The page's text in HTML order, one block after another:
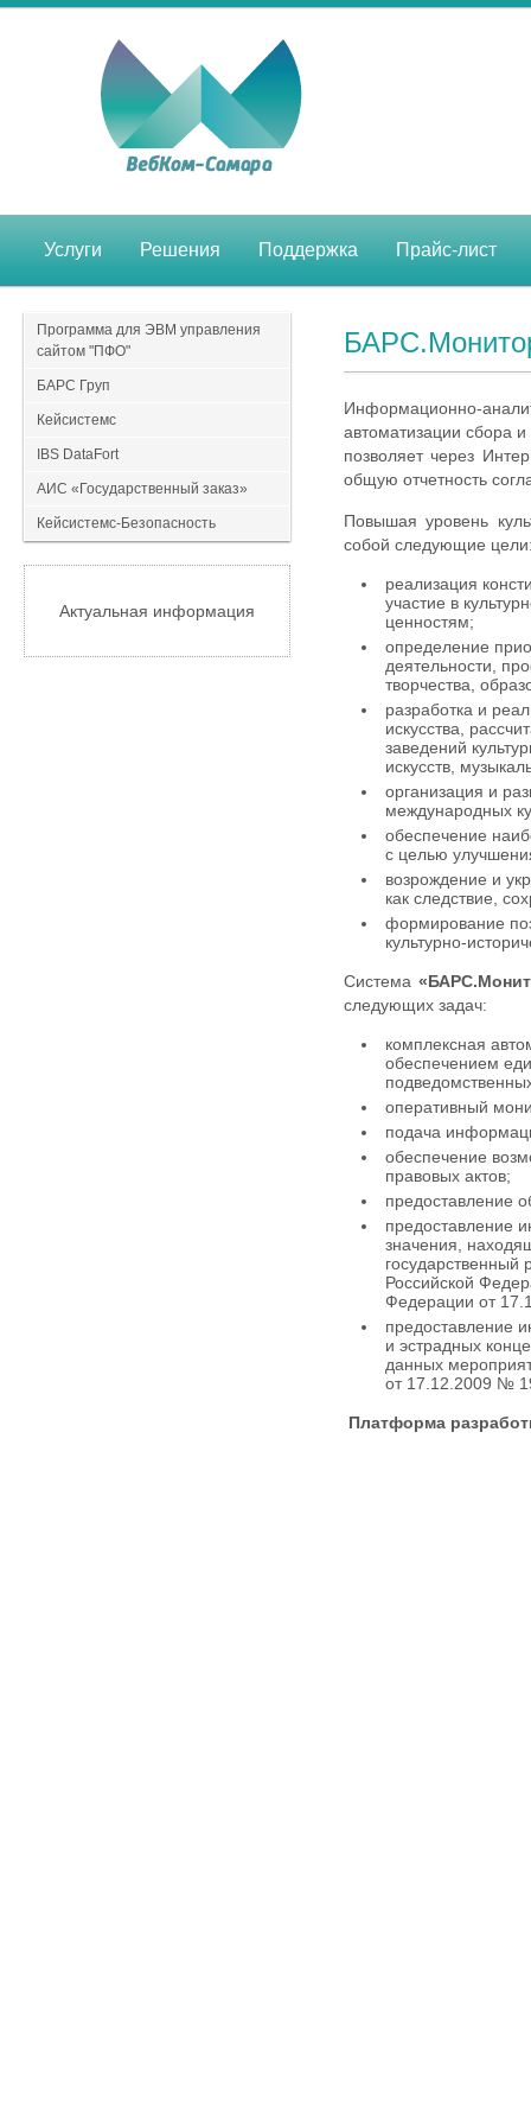
Услуги Решения Поддержка Прайс-лист
Программа для ЭВМ управления
сайтом "ПФО"
БАРС Груп
Кейсистемс
IBS DataFort
АИС «Государственный заказ»
Кейсистемс-Безопасность
Актуальная информация
Информационно-
автоматизации сбора
позволяет через
общую отчетность
Повышая уровень
собой следующие
реализация
участие в
ценностям;
определение
деятельности,
творчества,
разработка и
искусства,
заведений
искусств,
организация и
международных
обеспечение
с целью
возрождение и
как следствие,
формирование
культурно-
Система
следующих задач:
комплексная
обеспечением
оперативный
подача
обеспечение
правовых актов;
предоставление
предоставление
значения,
государственный
Российской
Федерации от
предоставление
и эстрадных
данных
от 17.12.2009 №
Платформа